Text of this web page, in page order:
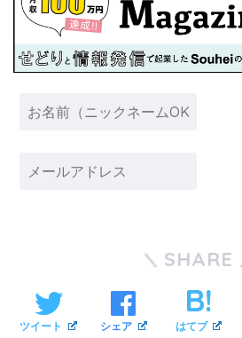
SHARE
ツイート シェア はてブ